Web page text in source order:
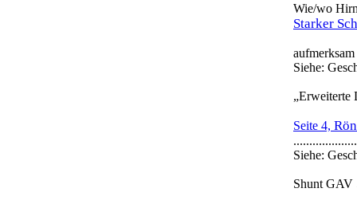
Wie/wo
Starker
Siehe:
„Erweiterte
Seite 4,
Siehe:
Shunt GAV